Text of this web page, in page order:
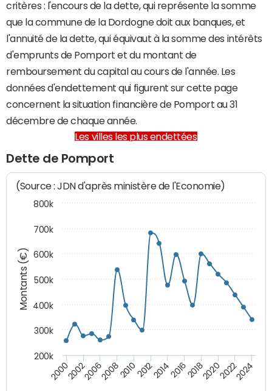
critères : l'encours de la dette, qui représente la somme
que la commune de la Dordogne doit aux banques, et
l'annuité de la dette, qui équivaut à la somme des intérêts
d'emprunts de Pomport et du montant de
remboursement du capital au cours de l'année. Les
données d'endettement qui figurent sur cette page
concernent la situation financière de Pomport au 31
décembre de chaque année.
Les villes les plus endettées
Dette de Pomport
Montants (€)
(Source : JDN d'après ministère de l'Economie)
200020022006200820102012201420162018202020222024
200k
300k
400k
500k
600k
700k
800k